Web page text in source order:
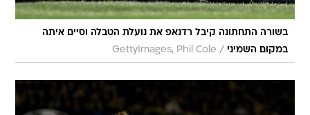
בשורה התחתונה קיבל רדנאפ את נועלת הטבלה וסיים איתה
במקום השמיני /
GettyImages, Phil Cole